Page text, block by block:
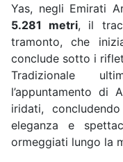
Yas, negli Emirati
5.281 metri, il
tramonto, che
conclude sotto i
Tradizionale
l’appuntamento di
iridati,
eleganza e
ormeggiati lungo la